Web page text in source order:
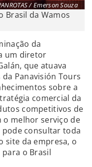
/ Emerson Souza
Brasil da Wamos
da
um diretor
que atuava
Panavisión Tours
sobre a
comercial da
competitivos de
melhor serviço de
consultar toda
site da empresa, o
o Brasil